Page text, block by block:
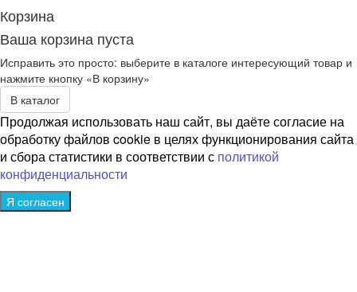
Корзина
Ваша корзина пуста
Исправить это просто: выберите в каталоге интересующий товар и
нажмите кнопку «В корзину»
В каталог
Продолжая использовать наш сайт, вы даёте согласие на
обработку файлов cookie в целях функционирования сайта
и сбора статистики в соответствии с политикой
конфиденциальности
Я согласен